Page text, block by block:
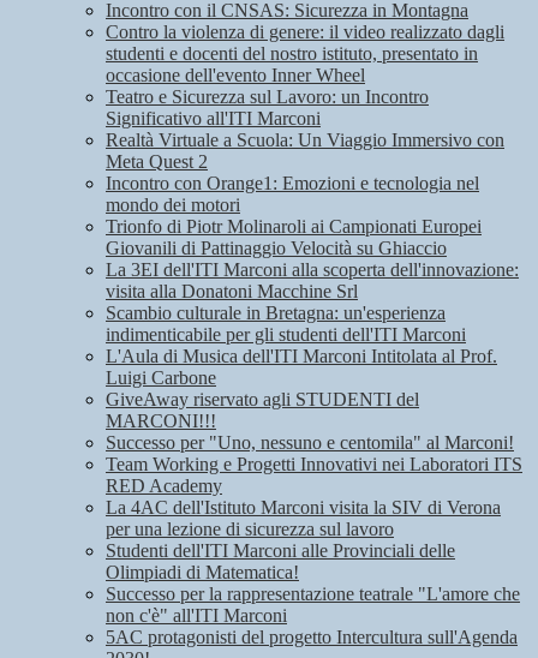
Incontro con il CNSAS: Sicurezza in Montagna
Contro la violenza di genere: il video realizzato dagli
studenti e docenti del nostro istituto, presentato in
occasione dell'evento Inner Wheel
Teatro e Sicurezza sul Lavoro: un Incontro
Significativo all'ITI Marconi
Realtà Virtuale a Scuola: Un Viaggio Immersivo con
Meta Quest 2
Incontro con Orange1: Emozioni e tecnologia nel
mondo dei motori
Trionfo di Piotr Molinaroli ai Campionati Europei
Giovanili di Pattinaggio Velocità su Ghiaccio
La 3EI dell'ITI Marconi alla scoperta dell'innovazione:
visita alla Donatoni Macchine Srl
Scambio culturale in Bretagna: un'esperienza
indimenticabile per gli studenti dell'ITI Marconi
L'Aula di Musica dell'ITI Marconi Intitolata al Prof.
Luigi Carbone
GiveAway riservato agli STUDENTI del
MARCONI!!!
Successo per "Uno, nessuno e centomila" al Marconi!
Team Working e Progetti Innovativi nei Laboratori ITS
RED Academy
La 4AC dell'Istituto Marconi visita la SIV di Verona
per una lezione di sicurezza sul lavoro
Studenti dell'ITI Marconi alle Provinciali delle
Olimpiadi di Matematica!
Successo per la rappresentazione teatrale "L'amore che
non c'è" all'ITI Marconi
5AC protagonisti del progetto Intercultura sull'Agenda